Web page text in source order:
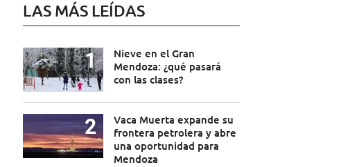
LAS MÁS LEÍDAS
Nieve en el Gran
Mendoza: ¿qué pasará
con las clases?
Vaca Muerta expande su
frontera petrolera y abre
una oportunidad para
Mendoza